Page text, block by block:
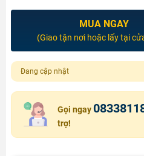
MUA NGAY
(Giao tận nơi hoặc lấy tại
Đang cập nhật
Gọi ngay
trợ!